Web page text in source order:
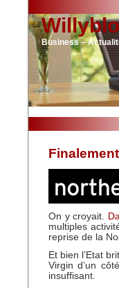
Business –
On y croyait.
multiples
reprise de la
Et bien l’Etat
Virgin d’un
insuffisant.